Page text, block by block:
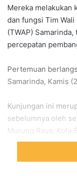
Mereka melakukan
dan fungsi Tim
(TWAP)
percepatan
Pertemuan
Samarinda, Kamis
Kunjungan ini
sebelumnya oleh
Murung Raya, Kota
(Kubar), yang
percepatan